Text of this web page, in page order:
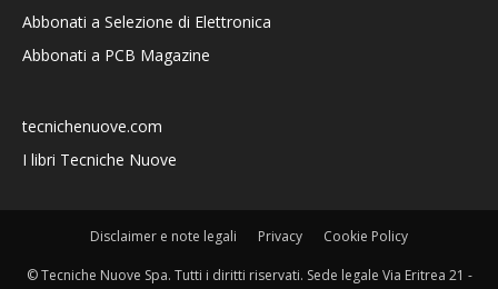
Abbonati a Selezione di Elettronica
Abbonati a PCB Magazine
tecnichenuove.com
I libri Tecniche Nuove
Disclaimer e note legali Privacy Cookie Policy
© Tecniche Nuove Spa. Tutti i diritti riservati. Sede legale Via Eritrea 21 -